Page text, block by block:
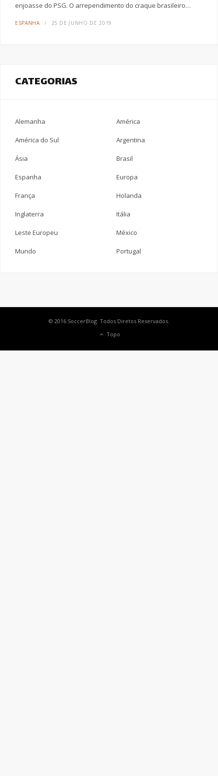
enjoasse do PSG. O arrependimento do craque brasileiro…
ESPANHA 25 DE JUNHO DE 2019
CATEGORIAS
Alemanha América
América do Sul Argentina
Ásia Brasil
Espanha Europa
França Holanda
Inglaterra Itália
Leste Europeu México
Mundo Portugal
© 2016 SoccerBlog. Todos Diretos Reservados.
Topo